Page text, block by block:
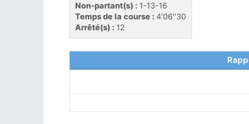
Non-partant(s) : 1-13-16
Temps de la course : 4'06''30
Arrêté(s) : 12